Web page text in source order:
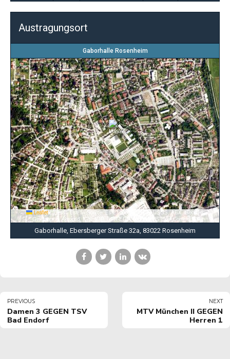
Austragungsort
Gaborhalle Rosenheim
Leaflet |Tiles © Esri — Source: Esri, i-cubed, USDA, USGS, AEX, GeoEye,
Getmapping, Aerogrid, IGN, IGP, UPR-EGP, and the GIS User Community
Gaborhalle, Ebersberger Straße 32a, 83022 Rosenheim
PREVIOUS
Damen 3 GEGEN TSV
Bad Endorf
NEXT
MTV München II GEGEN
Herren 1